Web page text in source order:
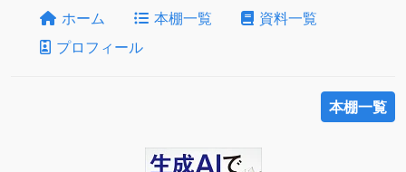
ホーム 本棚一覧
資料一覧
プロフィール
本棚一覧